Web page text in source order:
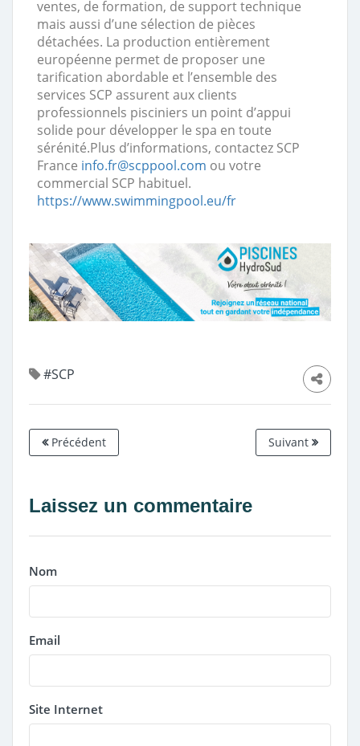
ventes, de formation, de support technique
mais aussi d’une sélection de pièces
détachées. La production entièrement
européenne permet de proposer une
tarification abordable et l’ensemble des
services SCP assurent aux clients
professionnels pisciniers un point d’appui
solide pour développer le spa en toute
sérénité.Plus d’informations, contactez SCP
France info.fr@scppool.com ou votre
commercial SCP habituel.
https://www.swimmingpool.eu/fr
#SCP
Précédent Suivant
Laissez un commentaire
Nom
Email
Site Internet